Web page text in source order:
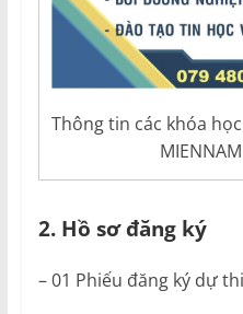
Thông tin các khóa
2. Hồ sơ đăng ký
– 01 Phiếu đăng ký dự